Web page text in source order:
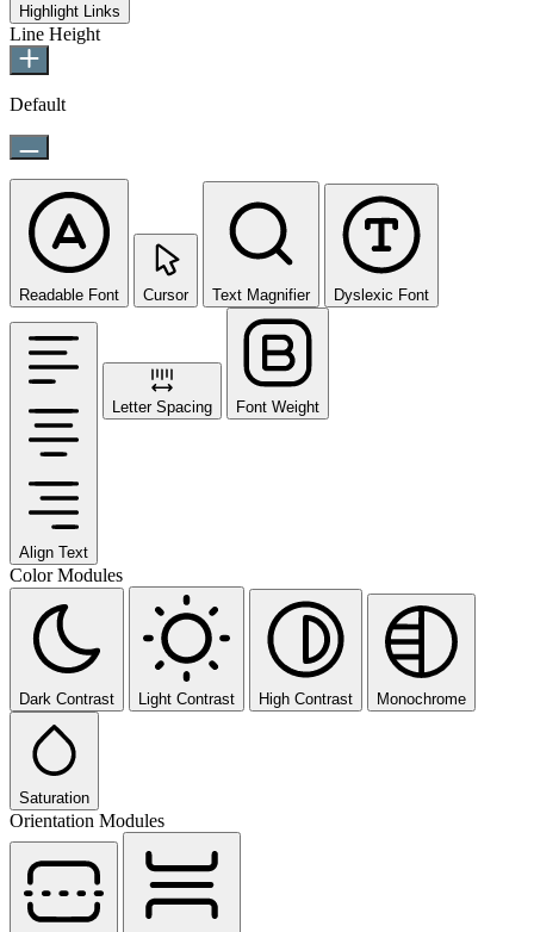
Highlight Links
Line Height
Default
Readable Font Cursor Text Magnifier Dyslexic Font
Align Text
Letter Spacing Font Weight
Color Modules
Dark Contrast Light Contrast High Contrast Monochrome
Saturation
Orientation Modules